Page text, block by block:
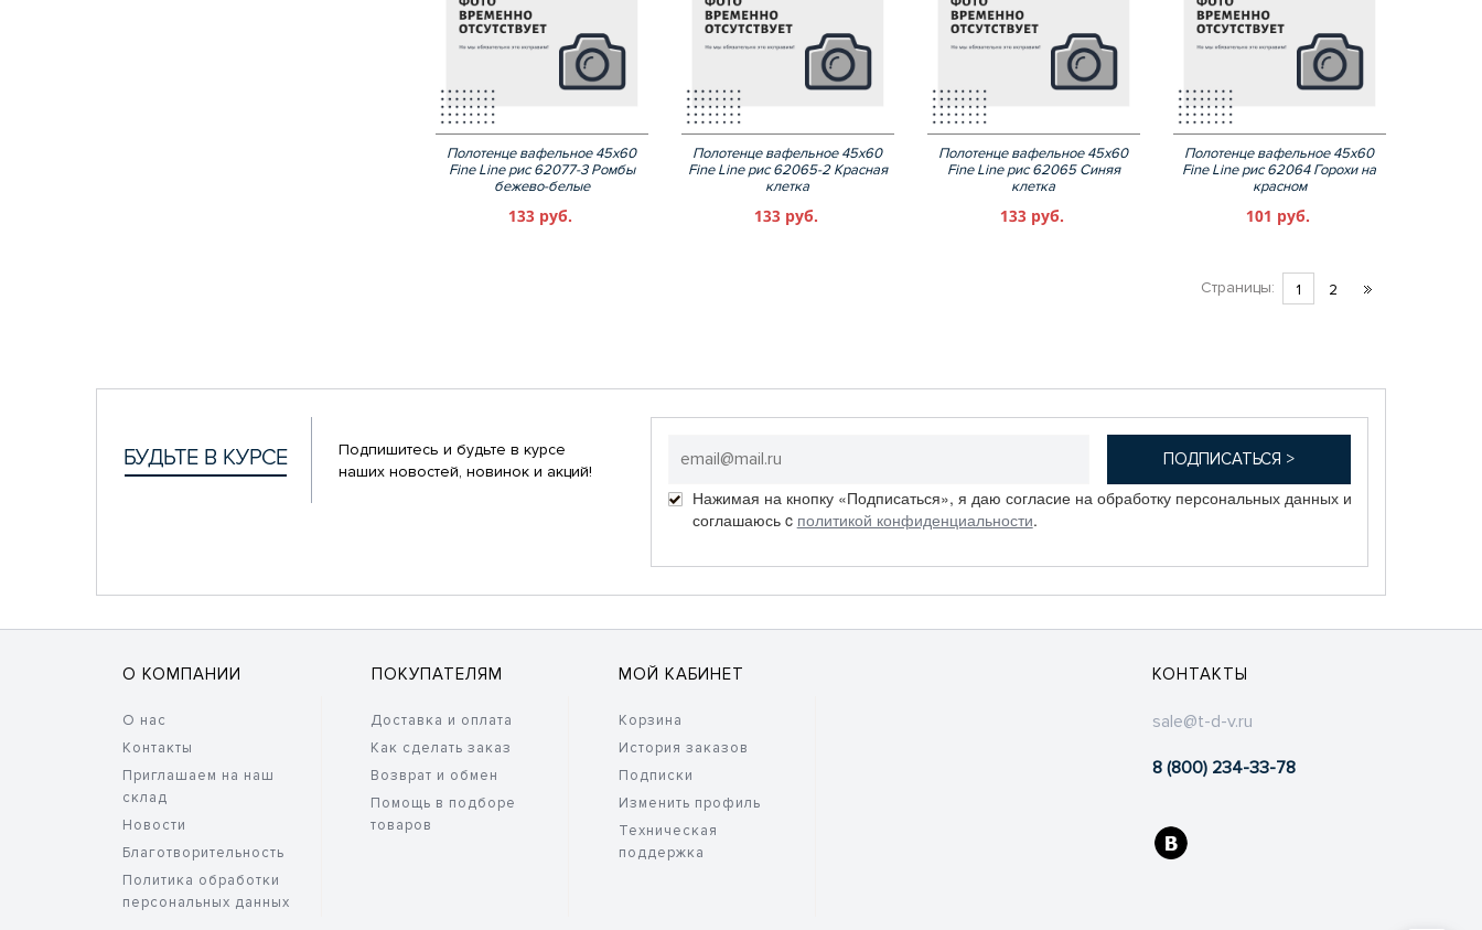
Полотенце вафельное 45х60
Fine Line рис 62077-3 Ромбы
бежево-белые
133 руб.
Полотенце вафельное 45х60
Fine Line рис 62065-2 Красная
клетка
133 руб.
Полотенце вафельное 45х60
Fine Line рис 62065 Синяя
клетка
133 руб.
Полотенце вафельное 45х60
Fine Line рис 62064 Горохи на
красном
101 руб.
Страницы: 1 2
Подпишитесь и будьте в курсе
наших новостей, новинок и акций!
Нажимая на кнопку «Подписаться», я даю согласие на обработку персональных данных и
соглашаюсь c политикой конфиденциальности.
О КОМПАНИИ
О нас
Контакты
Приглашаем на наш
склад
Новости
Благотворительность
Политика обработки
персональных данных
ПОКУПАТЕЛЯМ
Доставка и оплата
Как сделать заказ
Возврат и обмен
Помощь в подборе
товаров
МОЙ КАБИНЕТ
Корзина
История заказов
Подписки
Изменить профиль
Техническая
поддержка
КОНТАКТЫ
sale@t-d-v.ru
8 (800) 234-33-78